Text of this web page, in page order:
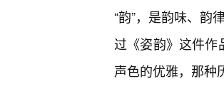
“韵”，是韵味、韵
过《姿韵》这件作
声色的优雅，那种